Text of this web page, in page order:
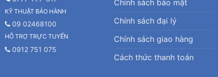
KỸ THUẬT BẢO HÀNH
09 02468100
HỖ TRỢ TRỰC TUYẾN
0912 751 075
Chính sách bảo mật
Chính sách đại lý
Chính sách giao hàng
Cách thức thanh toán